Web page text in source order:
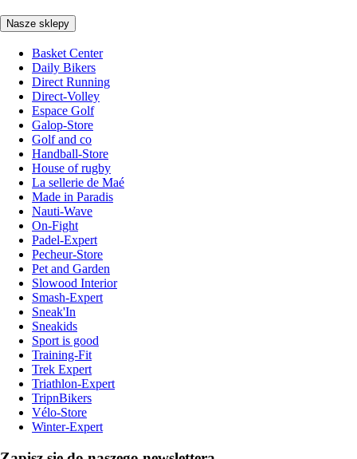
Nasze sklepy
Basket Center
Daily Bikers
Direct Running
Direct-Volley
Espace Golf
Galop-Store
Golf and co
Handball-Store
House of rugby
La sellerie de Maé
Made in Paradis
Nauti-Wave
On-Fight
Padel-Expert
Pecheur-Store
Pet and Garden
Slowood Interior
Smash-Expert
Sneak'In
Sneakids
Sport is good
Training-Fit
Trek Expert
Triathlon-Expert
TripnBikers
Vélo-Store
Winter-Expert